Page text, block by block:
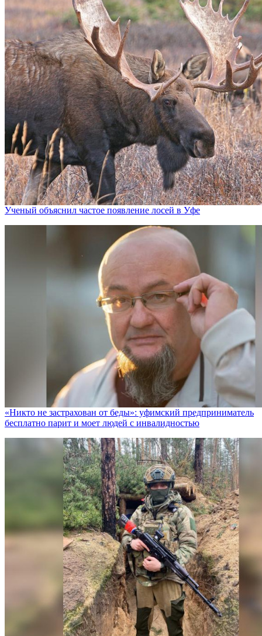
Ученый объяснил частое появление лосей в Уфе
«Никто не заcтрахован от беды»: уфимский предприниматель
бесплатно парит и моет людей с инвалидностью